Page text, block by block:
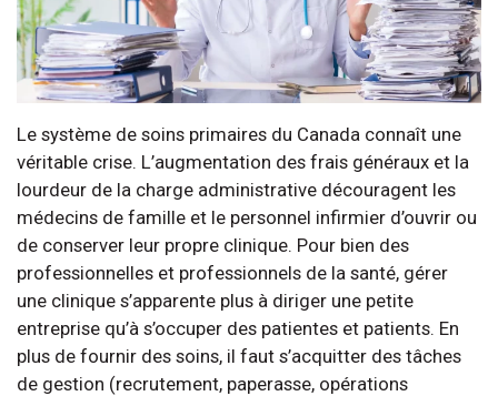
Le système de soins primaires du Canada connaît une
véritable crise. L’augmentation des frais généraux et la
lourdeur de la charge administrative découragent les
médecins de famille et le personnel infirmier d’ouvrir ou
de conserver leur propre clinique. Pour bien des
professionnelles et professionnels de la santé, gérer
une clinique s’apparente plus à diriger une petite
entreprise qu’à s’occuper des patientes et patients. En
plus de fournir des soins, il faut s’acquitter des tâches
de gestion (recrutement, paperasse, opérations